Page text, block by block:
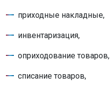
приходные накладные,
инвентаризация,
оприходование товаров,
списание товаров,